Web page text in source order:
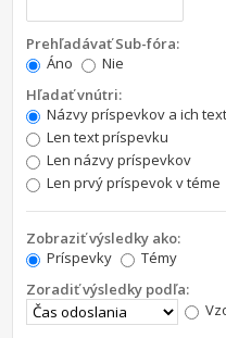
Prehľadávať Sub-fóra:
Áno
Nie
Hľadať vnútri:
Názvy príspevkov a ich
Len text príspevku
Len názvy príspevkov
Len prvý príspevok v téme
Zobraziť výsledky ako:
Príspevky
Témy
Zoradiť výsledky podľa: